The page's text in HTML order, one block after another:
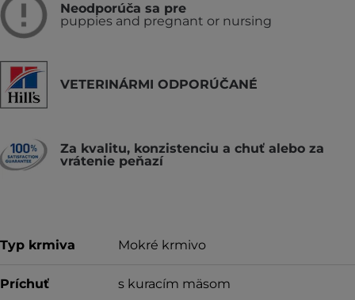
Neodporúča sa pre
puppies and pregnant or nursing
VETERINÁRMI ODPORÚČANÉ
Za kvalitu, konzistenciu a chuť alebo za
vrátenie peňazí
Typ krmiva Mokré krmivo
Príchuť s kuracím mäsom